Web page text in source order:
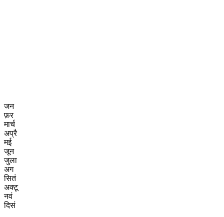
जन
फ़र
मार्च
अप्रै
मई
जून
जुला
अग
सितं
अक्टू
नवं
दिसं